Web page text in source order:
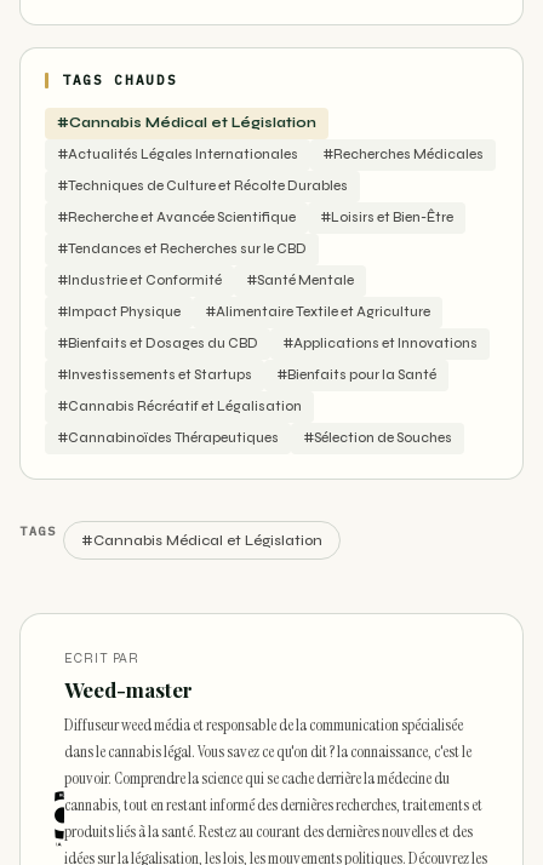
TAGS CHAUDS
#Cannabis Médical et Législation
#Actualités Légales Internationales
#Recherches Médicales
#Techniques de Culture et Récolte Durables
#Recherche et Avancée Scientifique
#Loisirs et Bien-Être
#Tendances et Recherches sur le CBD
#Industrie et Conformité
#Santé Mentale
#Impact Physique
#Alimentaire Textile et Agriculture
#Bienfaits et Dosages du CBD
#Applications et Innovations
#Investissements et Startups
#Bienfaits pour la Santé
#Cannabis Récréatif et Légalisation
#Cannabinoïdes Thérapeutiques
#Sélection de Souches
TAGS
#Cannabis Médical et Législation
ECRIT PAR
Weed-master
Diffuseur weed média et responsable de la communication spécialisée
dans le cannabis légal. Vous savez ce qu'on dit ? la connaissance, c'est le
pouvoir. Comprendre la science qui se cache derrière la médecine du
cannabis, tout en restant informé des dernières recherches, traitements et
produits liés à la santé. Restez au courant des dernières nouvelles et des
idées sur la légalisation, les lois, les mouvements politiques. Découvrez les